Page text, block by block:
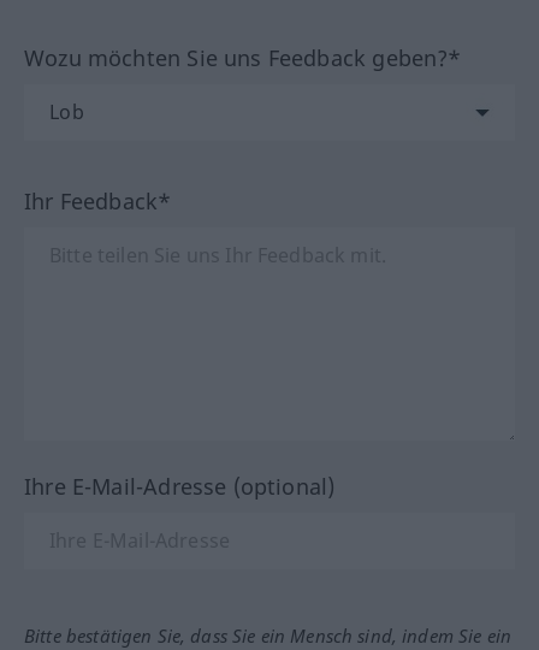
Wozu möchten Sie uns Feedback geben?*
Ihr Feedback*
Ihre E-Mail-Adresse (optional)
Bitte bestätigen Sie, dass Sie ein Mensch sind, indem Sie ein